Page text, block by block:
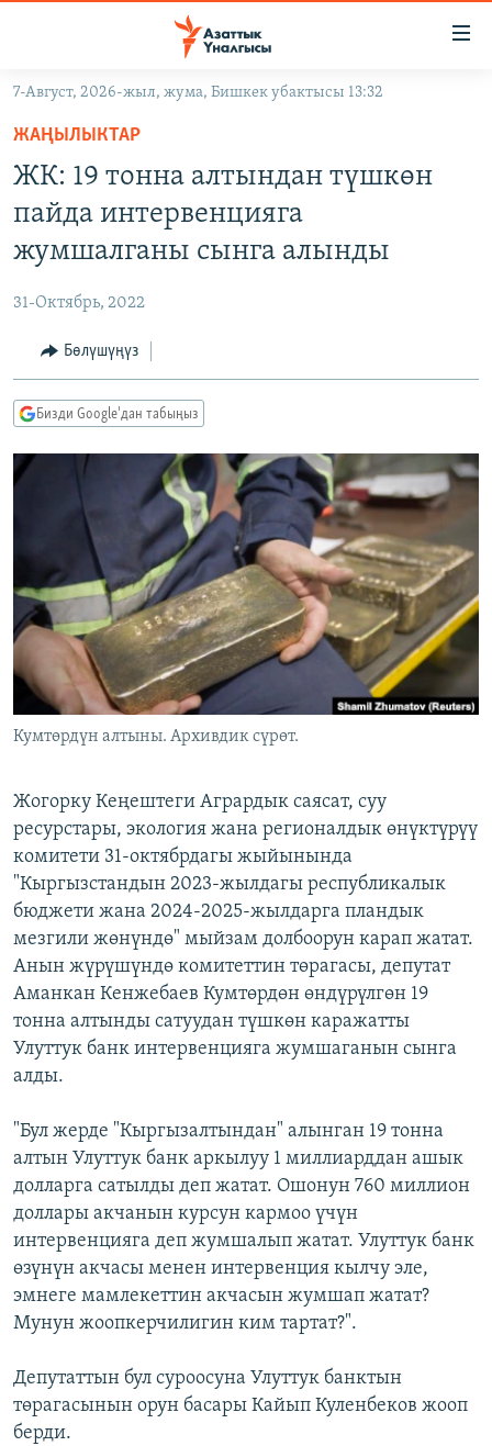
Навигацияга
өтүңүз
Издөөгө
салыңыз
МАДАНИЯТ
ТВ ПРОГРАММАЛАР
БҮГҮН АЗАТТЫКТА
ЭЖЕ-СИҢДИЛЕР
АЗАТТЫК+
ЫҢГАЙСЫЗ СУРООЛОР
ПОДКАСТ
Русский
ОНЛАЙН ШЕРИНЕ
ЭЕ/АРнун бардык сайттары
7-Август, 2026-жыл, жума, Бишкек убактысы 13:32
ЖАҢЫЛЫКТАР
ЖК: 19 тонна алтындан түшкөн
пайда интервенцияга
жумшалганы сынга алынды
31-Октябрь, 2022
Бөлүшүңүз
Бизди Google'дан табыңыз
Кумтөрдүн алтыны. Архивдик сүрөт.
Жогорку Кеңештеги Агрардык саясат, суу
ресурстары, экология жана регионалдык өнүктүрүү
комитети 31-октябрдагы жыйынында
"Кыргызстандын 2023-жылдагы республикалык
бюджети жана 2024-2025-жылдарга пландык
мезгили жөнүндө" мыйзам долбоорун карап жатат.
Анын жүрүшүндө комитеттин төрагасы, депутат
Аманкан Кенжебаев Кумтөрдөн өндүрүлгөн 19
тонна алтынды сатуудан түшкөн каражатты
Улуттук банк интервенцияга жумшаганын сынга
алды.
"Бул жерде "Кыргызалтындан" алынган 19 тонна
алтын Улуттук банк аркылуу 1 миллиарддан ашык
долларга сатылды деп жатат. Ошонун 760 миллион
доллары акчанын курсун кармоо үчүн
интервенцияга деп жумшалып жатат. Улуттук банк
өзүнүн акчасы менен интервенция кылчу эле,
эмнеге мамлекеттин акчасын жумшап жатат?
Мунун жоопкерчилигин ким тартат?".
Депутаттын бул суроосуна Улуттук банктын
төрагасынын орун басары Кайып Куленбеков жооп
берди.